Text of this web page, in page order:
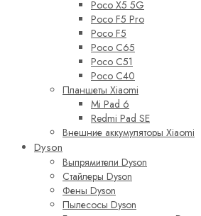
Poco X5 5G
Poco F5 Pro
Poco F5
Poco C65
Poco C51
Poco C40
Планшеты Xiaomi
Mi Pad 6
Redmi Pad SE
Внешние аккумуляторы Xiaomi
Dyson
Выпрямители Dyson
Стайлеры Dyson
Фены Dyson
Пылесосы Dyson